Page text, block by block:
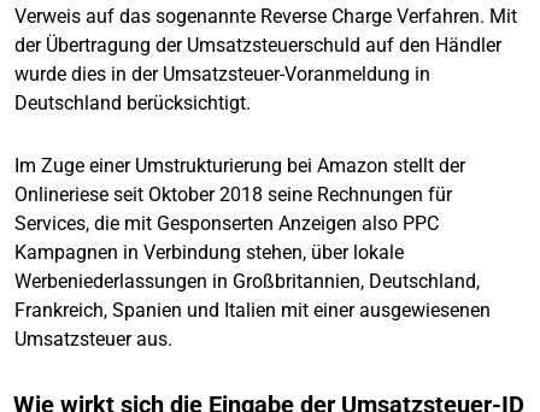
Verweis auf das sogenannte Reverse Charge Verfahren. Mit
der Übertragung der Umsatzsteuerschuld auf den Händler
wurde dies in der Umsatzsteuer-Voranmeldung in
Deutschland berücksichtigt.
Im Zuge einer Umstrukturierung bei Amazon stellt der
Onlineriese seit Oktober 2018 seine Rechnungen für
Services, die mit Gesponserten Anzeigen also PPC
Kampagnen in Verbindung stehen, über lokale
Werbeniederlassungen in Großbritannien, Deutschland,
Frankreich, Spanien und Italien mit einer ausgewiesenen
Umsatzsteuer aus.
Wie wirkt sich die Eingabe der Umsatzsteuer-ID